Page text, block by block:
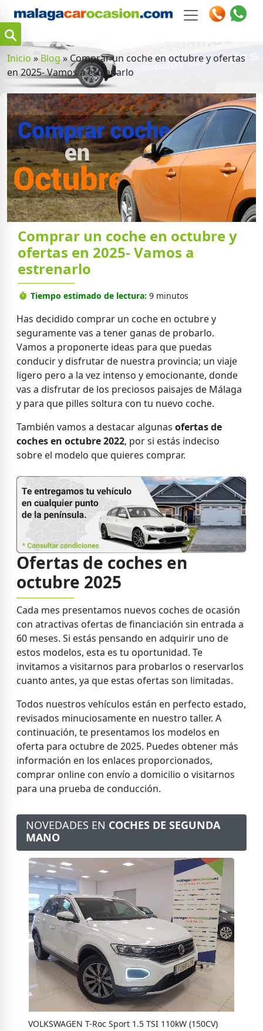
Inicio »Blog » Comprar un coche en octubre y ofertas
en 2025- Vamos a estrenarlo
Comprar un coche en octubre y
ofertas en 2025- Vamos a
estrenarlo
Tiempo estimado de lectura: 9 minutos
Has decidido comprar un coche en octubre y
seguramente vas a tener ganas de probarlo.
Vamos a proponerte ideas para que puedas
conducir y disfrutar de nuestra provincia; un viaje
ligero pero a la vez intenso y emocionante, donde
vas a disfrutar de los preciosos paisajes de Málaga
y para que pilles soltura con tu nuevo coche.
También vamos a destacar algunas ofertas de
coches en octubre 2022, por si estás indeciso
sobre el modelo que quieres comprar.
Ofertas de coches en
octubre 2025
Cada mes presentamos nuevos coches de ocasión
con atractivas ofertas de financiación sin entrada a
60 meses. Si estás pensando en adquirir uno de
estos modelos, esta es tu oportunidad. Te
invitamos a visitarnos para probarlos o reservarlos
cuanto antes, ya que estas ofertas son limitadas.
Todos nuestros vehículos están en perfecto estado,
revisados minuciosamente en nuestro taller. A
continuación, te presentamos los modelos en
oferta para octubre de 2025. Puedes obtener más
información en los enlaces proporcionados,
comprar online con envío a domicilio o visitarnos
para una prueba de conducción.
NOVEDADES EN COCHES DE SEGUNDA
MANO
VOLKSWAGEN T-Roc Sport 1.5 TSI 110kW (150CV)